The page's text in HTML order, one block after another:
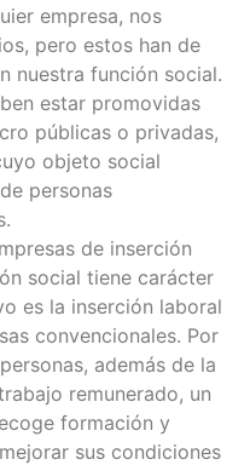
empresa, nos
pero estos han de
nuestra función social.
estar promovidas
públicas o privadas,
objeto social
personas
de inserción
social tiene carácter
es la inserción laboral
convencionales. Por
además de la
remunerado, un
formación y
sus condiciones